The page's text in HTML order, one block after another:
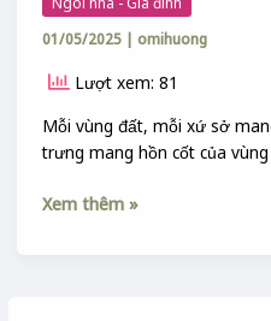
01/05/2025 | omihuong
Lượt xem: 81
Mỗi vùng đất, mỗi xứ sở
trưng mang hồn cốt của
Xem thêm »